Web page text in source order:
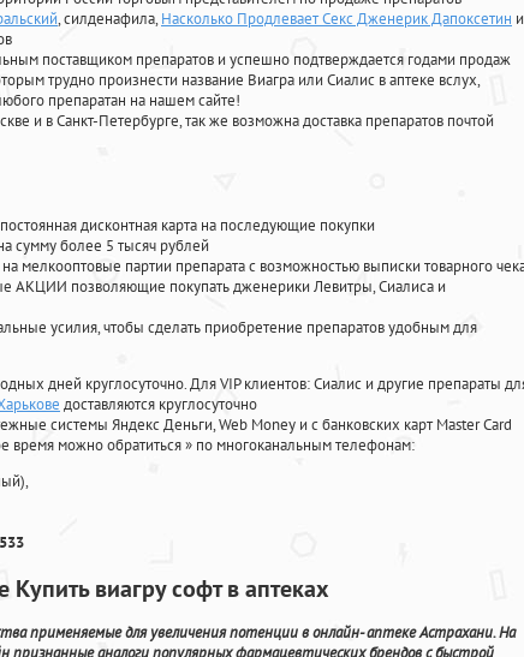
, силденафила, Насколько Продлевает Секс Дженерик Дапоксетин и
поставщиком препаратов и успешно подтверждается годами продаж
трудно произнести название Виагра или Сиалис в аптеке вслух,
препаратан на нашем сайте!
и в Санкт-Петербурге, так же возможна доставка препаратов почтой
дисконтная карта на последующие покупки
сумму более 5 тысяч рублей
партии препарата с возможностью выписки товарного
АКЦИИ позволяющие покупать дженерики Левитры, Сиалиса и
усилия, чтобы сделать приобретение препаратов удобным для
дней круглосуточно. Для VIP клиентов: Сиалис и другие препараты
доставляются круглосуточно
системы Яндекс Деньги, Web Money и с банковских карт Master Card
время можно обратиться» по многоканальным телефонам:
виагру софт в аптеках
применяемые для увеличения потенции в онлайн- аптеке Астрахани. На
аналоги популярных фармацевтических брендов с быстрой